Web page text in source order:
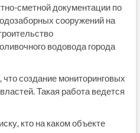
сметной документации по
сооружений на
водовода города
создание мониторинговых
Такая работа ведется
кто на каком объекте